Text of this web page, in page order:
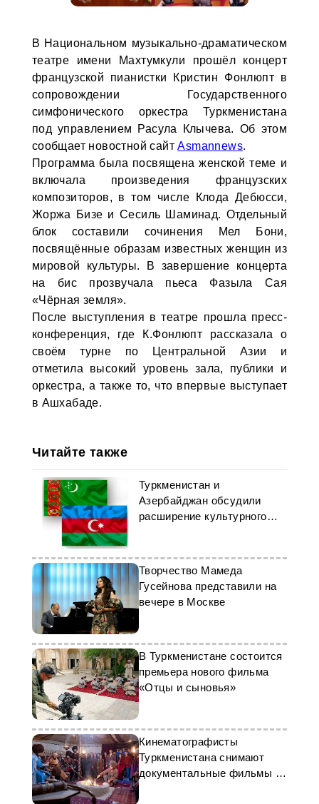
В Национальном музыкально-драматическом
театре имени Махтумкули прошёл концерт
французской пианистки Кристин Фонлюпт в
сопровождении Государственного
симфонического оркестра Туркменистана
под управлением Расула Клычева. Об этом
сообщает новостной сайтAsmannews.
Программа была посвящена женской теме и
включала произведения французских
композиторов, в том числе Клода Дебюсси,
Жоржа Бизе и Сесиль Шаминад. Отдельный
блок составили сочинения Мел Бони,
посвящённые образам известных женщин из
мировой культуры. В завершение концерта
на бис прозвучала пьеса Фазыла Сая
«Чёрная земля».
После выступления в театре прошла пресс-
конференция, где К.Фонлюпт рассказала о
своём турне по Центральной Азии и
отметила высокий уровень зала, публики и
оркестра, а также то, что впервые выступает
в Ашхабаде.
Читайте также
Туркменистан и
Азербайджан обсудили
расширение культурного
Творчество Мамеда
Гусейнова представили на
вечере в Москве
В Туркменистане состоится
премьера нового фильма
«Отцы и сыновья»
Кинематографисты
Туркменистана снимают
документальные фильмы о
Махтумкули Фраги